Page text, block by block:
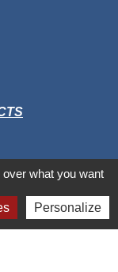
what you want
Personalize